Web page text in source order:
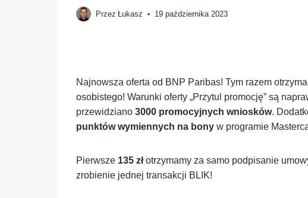
Przez Łukasz 19 października 2023
Najnowsza oferta od BNP Paribas! Tym razem
osobistego! Warunki oferty „Przytul promocję” są
przewidziano 3000 promocyjnych wniosków.
punktów wymiennych na bony w programie
Pierwsze 135 złotrzymamy za samo podpisanie
zrobienie jednej transakcji BLIK!